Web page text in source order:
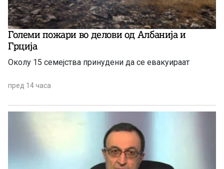
Големи пожари во делови од Албанија и
Грција
Околу 15 семејства принудени да се евакуираат
пред 14 часа